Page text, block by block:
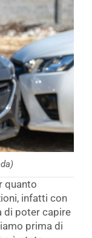
quanto
infatti con
di poter capire
prima di